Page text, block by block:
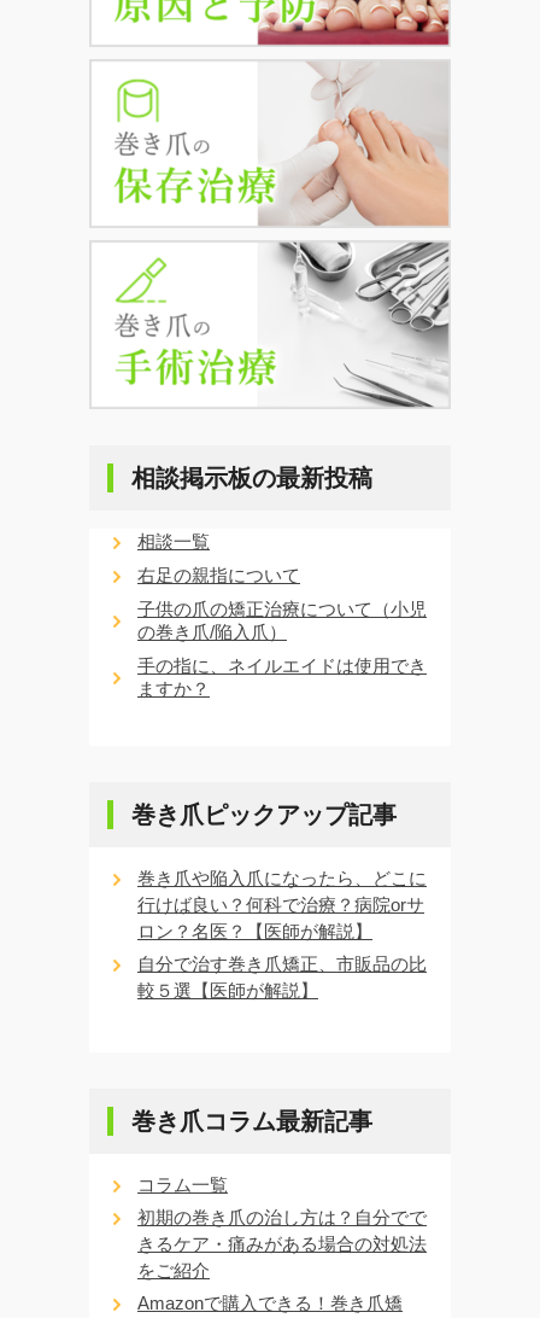
相談掲示板の最新投稿
相談一覧
右足の親指について
子供の爪の矯正治療について（小児
の巻き爪/陥入爪）
手の指に、ネイルエイドは使用でき
ますか？
巻き爪ピックアップ記事
巻き爪や陥入爪になったら、どこに
行けば良い？何科で治療？病院orサ
ロン？名医？【医師が解説】
自分で治す巻き爪矯正、市販品の比
較５選【医師が解説】
巻き爪コラム最新記事
コラム一覧
初期の巻き爪の治し方は？自分でで
きるケア・痛みがある場合の対処法
をご紹介
Amazonで購入できる！巻き爪矯